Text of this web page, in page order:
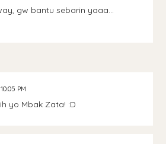
gw bantu sebarin yaaa...
PM
yo Mbak Zata! :D